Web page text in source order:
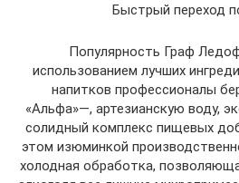
Быстрый переход
Популярность Граф
использованием лучших
напитков профессионалы
«Альфа»—, артезианскую воду,
солидный комплекс пищевых
этом изюминкой
холодная обработка,